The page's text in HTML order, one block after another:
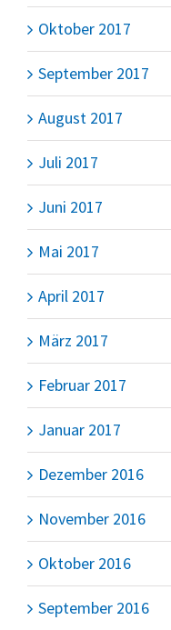
Oktober 2017
September 2017
August 2017
Juli 2017
Juni 2017
Mai 2017
April 2017
März 2017
Februar 2017
Januar 2017
Dezember 2016
November 2016
Oktober 2016
September 2016